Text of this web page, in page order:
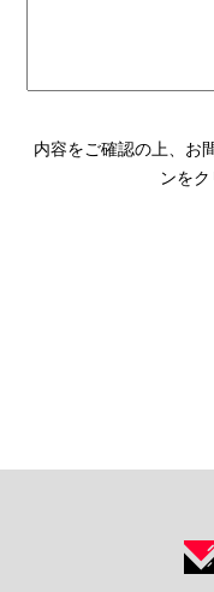
内容をご確認の上、お
ンを